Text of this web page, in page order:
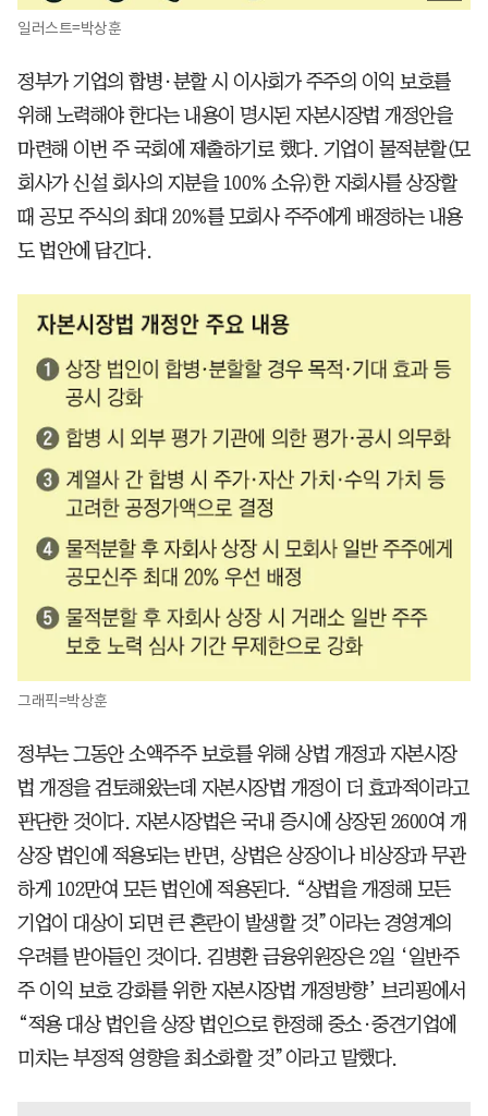
일러스트=박상훈
정부가 기업의 합병·분할 시 이사회가 주주의 이익 보호를
위해 노력해야 한다는 내용이 명시된 자본시장법 개정안을
마련해 이번 주 국회에 제출하기로 했다. 기업이 물적분할(모
회사가 신설 회사의 지분을 100% 소유)한 자회사를 상장할
때 공모 주식의 최대 20%를 모회사 주주에게 배정하는 내용
도 법안에 담긴다.
그래픽=박상훈
정부는 그동안 소액주주 보호를 위해 상법 개정과 자본시장
법 개정을 검토해왔는데 자본시장법 개정이 더 효과적이라고
판단한 것이다. 자본시장법은 국내 증시에 상장된 2600여 개
상장 법인에 적용되는 반면, 상법은 상장이나 비상장과 무관
하게 102만여 모든 법인에 적용된다. “상법을 개정해 모든
기업이 대상이 되면 큰 혼란이 발생할 것”이라는 경영계의
우려를 받아들인 것이다. 김병환 금융위원장은 2일 ‘일반주
주 이익 보호 강화를 위한 자본시장법 개정방향’ 브리핑에서
“적용 대상 법인을 상장 법인으로 한정해 중소·중견기업에
미치는 부정적 영향을 최소화할 것”이라고 말했다.